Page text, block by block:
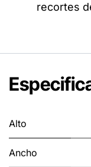
recortes
Alto
Ancho